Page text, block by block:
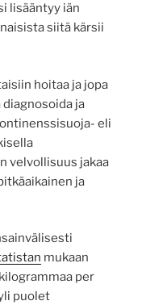
lisääntyy iän
siitä kärsii
hoitaa ja jopa
diagnosoida ja
eli
velvollisuus jakaa
ja
mukaan
per
puolet